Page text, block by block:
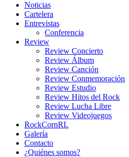
Noticias
Cartelera
Entrevistas
Conferencia
Review
Review Concierto
Review Álbum
Review Canción
Review Conmemoración
Review Estudio
Review Hitos del Rock
Review Lucha Libre
Review Videojuegos
RockCornRL
Galería
Contacto
¿Quiénes somos?